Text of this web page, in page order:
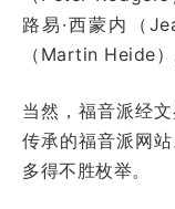
路易·西蒙内（
（Martin Heide）
当然，福音派经
传承的福音派网
多得不胜枚举。